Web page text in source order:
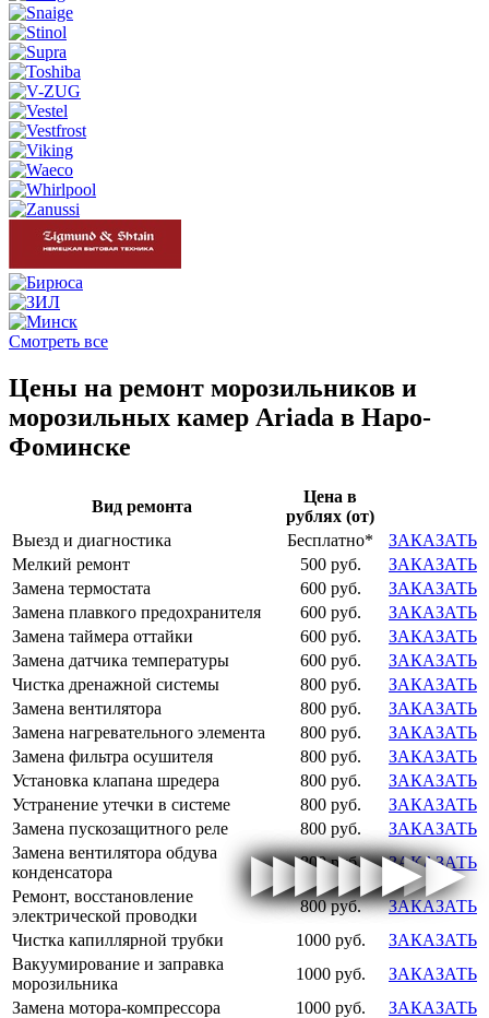
▶▶▶▶▶▶▶▶▶
▶▶▶▶▶▶▶
Смотреть все
Цены на ремонт морозильников и
морозильных камер Ariada в Наро-
Фоминске
Вид ремонта
Цена в
рублях (от)
Выезд и диагностика
Бесплатно*
ЗАКАЗАТЬ
Мелкий ремонт
500 руб.
ЗАКАЗАТЬ
Замена термостата
600 руб.
ЗАКАЗАТЬ
Замена плавкого предохранителя
600 руб.
ЗАКАЗАТЬ
Замена таймера оттайки
600 руб.
ЗАКАЗАТЬ
Замена датчика температуры
600 руб.
ЗАКАЗАТЬ
Чистка дренажной системы
800 руб.
ЗАКАЗАТЬ
Замена вентилятора
800 руб.
ЗАКАЗАТЬ
Замена нагревательного элемента
800 руб.
ЗАКАЗАТЬ
Замена фильтра осушителя
800 руб.
ЗАКАЗАТЬ
Установка клапана шредера
800 руб.
ЗАКАЗАТЬ
Устранение утечки в системе
800 руб.
ЗАКАЗАТЬ
Замена пускозащитного реле
800 руб.
ЗАКАЗАТЬ
Замена вентилятора обдува
конденсатора
800 руб.
ЗАКАЗАТЬ
Ремонт, восстановление
электрической проводки
800 руб.
ЗАКАЗАТЬ
Чистка капиллярной трубки
1000 руб.
ЗАКАЗАТЬ
Вакуумирование и заправка
морозильника
1000 руб.
ЗАКАЗАТЬ
Замена мотора-компрессора
1000 руб.
ЗАКАЗАТЬ